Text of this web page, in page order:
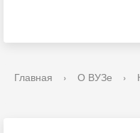
Главная › О ВУЗе ›